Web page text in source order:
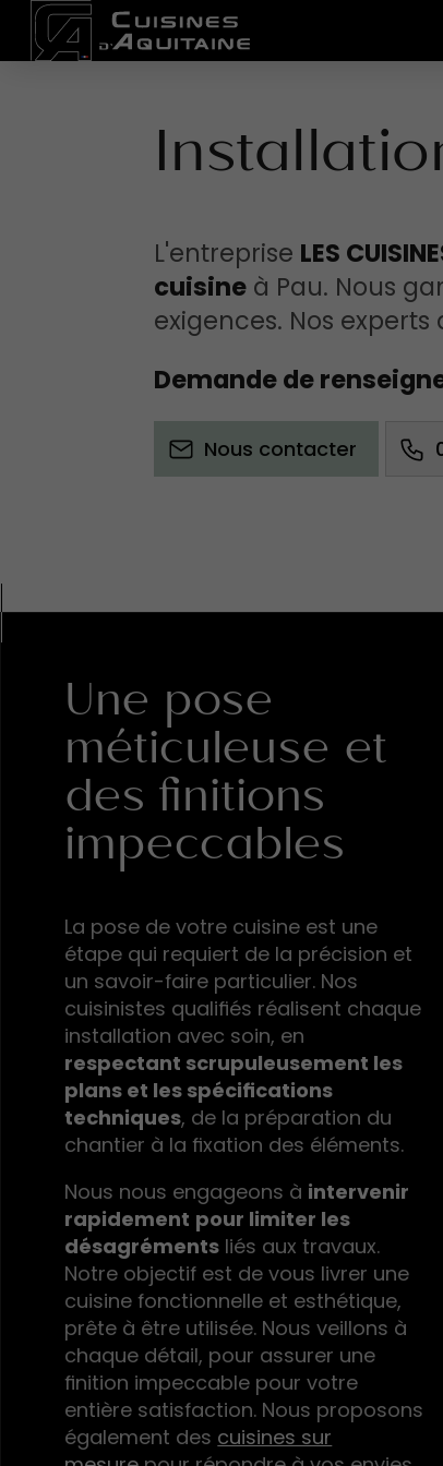
L'entreprise LES
cuisine à Pau. Nous
exigences. Nos
Demande de
Nous contacter
Une pose
méticuleuse et
des finitions
impeccables
La pose de votre cuisine est une
étape qui requiert de la précision et
un savoir-faire particulier. Nos
cuisinistes qualifiés réalisent chaque
installation avec soin, en
respectant scrupuleusement les
plans et les spécifications
techniques, de la préparation du
chantier à la fixation des éléments.
Nous nous engageons à intervenir
rapidement pour limiter les
désagréments liés aux travaux.
Notre objectif est de vous livrer une
cuisine fonctionnelle et esthétique,
prête à être utilisée. Nous veillons à
chaque détail, pour assurer une
finition impeccable pour votre
entière satisfaction. Nous proposons
également des cuisines sur